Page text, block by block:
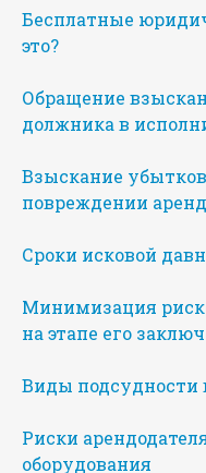
Бесплатные
это?
Обращение
должника в
Взыскание
повреждении
Сроки исковой
Минимизация
на этапе его
Виды подсудности
Риски
оборудования